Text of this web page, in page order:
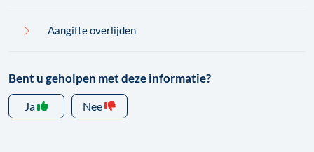
Aangifte overlijden
Bent u geholpen met deze informatie?
Ja Nee